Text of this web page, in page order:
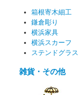
箱根寄木細工
鎌倉彫り
横浜家具
横浜スカーフ
ステンドグラス
雑貨・その他